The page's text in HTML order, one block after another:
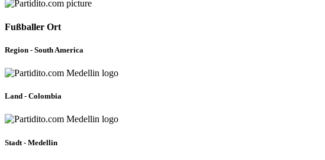
Fußballer Ort
Region - South America
Land - Colombia
Stadt - Medellin